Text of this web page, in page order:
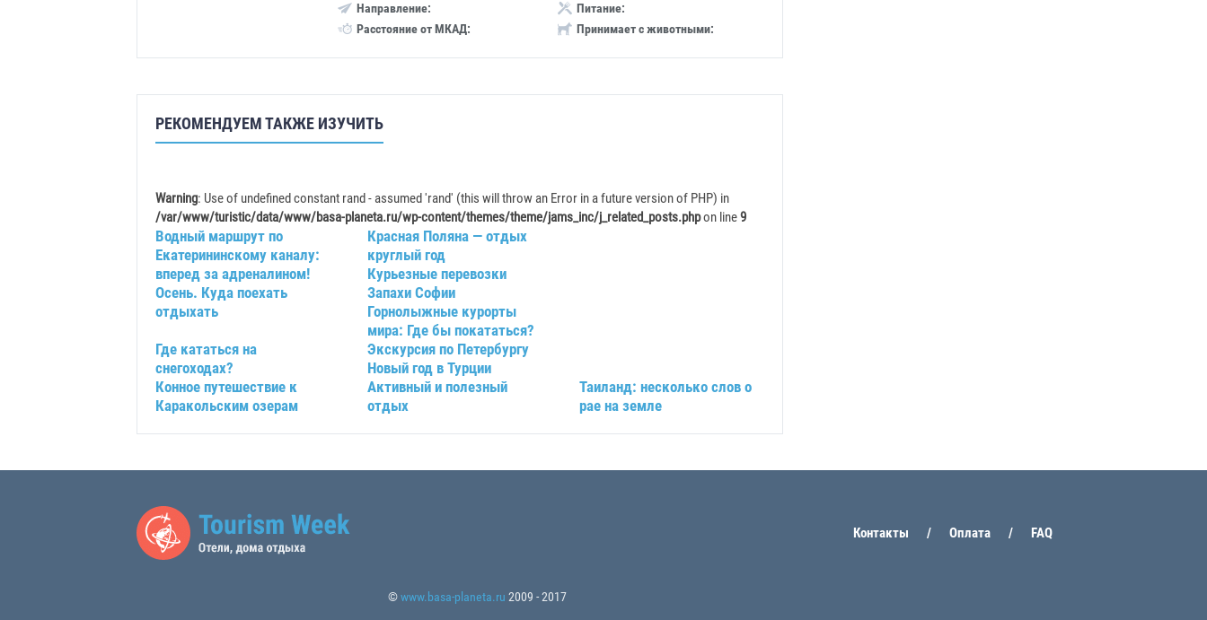
Направление:
Расстояние от МКАД:
Питание:
Принимает с животными:
РЕКОМЕНДУЕМ ТАКЖЕ ИЗУЧИТЬ
Warning: Use of undefined constant rand - assumed 'rand' (this will throw an Error in a future version of PHP) in
/var/www/turistic/data/www/basa-planeta.ru/wp-content/themes/theme/jams_inc/j_related_posts.phpon line9
Водный маршрут по
Екатерининскому каналу:
вперед за адреналином!
Красная Поляна — отдых
круглый год
Курьезные перевозки
Осень. Куда поехать
отдыхать
Запахи Софии
Горнолыжные курорты
мира: Где бы покататься?
Где кататься на
снегоходах?
Экскурсия по Петербургу
Новый год в Турции
Конное путешествие к
Каракольским озерам
Активный и полезный
отдых
Таиланд: несколько слов о
рае на земле
©www.basa-planeta.ru 2009 - 2017
Контакты Оплата FAQ